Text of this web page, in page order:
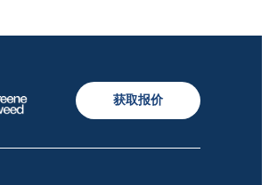
获取报价